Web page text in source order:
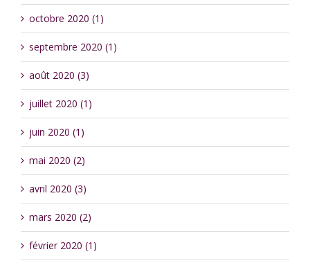
octobre 2020 (1)
septembre 2020 (1)
août 2020 (3)
juillet 2020 (1)
juin 2020 (1)
mai 2020 (2)
avril 2020 (3)
mars 2020 (2)
février 2020 (1)